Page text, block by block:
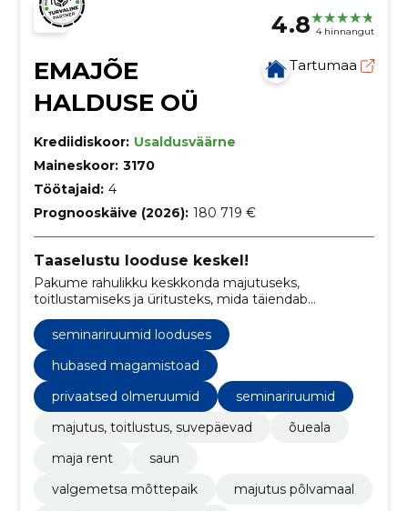
4.8 4 hinnangut
EMAJÕE
HALDUSE OÜ
Tartumaa
Krediidiskoor: Usaldusväärne
Maineskoor: 3170
Töötajaid: 4
Prognooskäive (2026): 180 719 €
Taaselustu looduse keskel!
Pakume rahulikku keskkonda majutuseks,
toitlustamiseks ja üritusteks, mida täiendab
seminariruumid looduses
hubased magamistoad
privaatsed olmeruumid
seminariruumid
majutus, toitlustus, suvepäevad
õueala
maja rent
saun
valgemetsa mõttepaik
majutus põlvamaal